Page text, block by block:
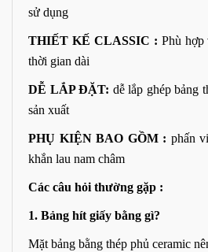
sử dụng
THIẾT KẾ CLASSIC : Phù
thời gian dài
DỄ LẮP ĐẶT: dễ lắp ghép bảng
sản xuất
PHỤ KIỆN BAO GỒM : phấn
khắn lau nam châm
Các câu hỏi thường gặp :
1. Bảng hít giấy bằng gì?
Mặt bảng bằng thép phủ ceramic